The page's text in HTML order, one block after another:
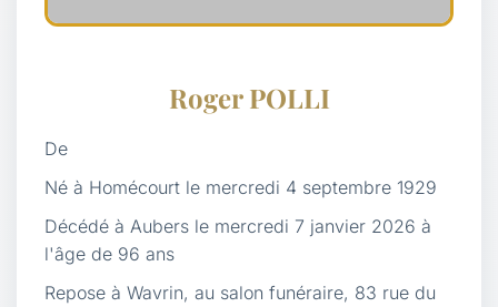
Roger POLLI
De
Né à Homécourt le mercredi 4 septembre 1929
Décédé à Aubers le mercredi 7 janvier 2026 à
l'âge de 96 ans
Repose à Wavrin, au salon funéraire, 83 rue du